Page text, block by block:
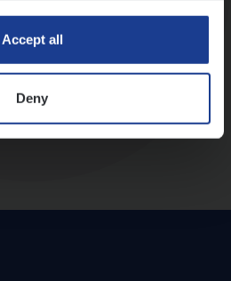
Accept all
Deny